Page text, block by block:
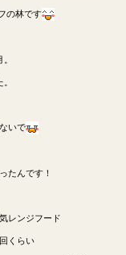
の林です
いで
たんです！
レンジフード
くらい